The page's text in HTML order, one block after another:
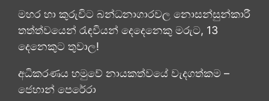
මහර හා කුරුවිට බන්ධනාගාරවල නොසන්සුන්කාරී
තත්ත්වයෙන් රැඳවියන් දෙදෙනෙකු මරුට, 13
දෙනෙකුට තුවාල!
අධිකරණය හමුවේ නායකත්වයේ වැදගත්කම –
ජෙහාන් පෙරේරා